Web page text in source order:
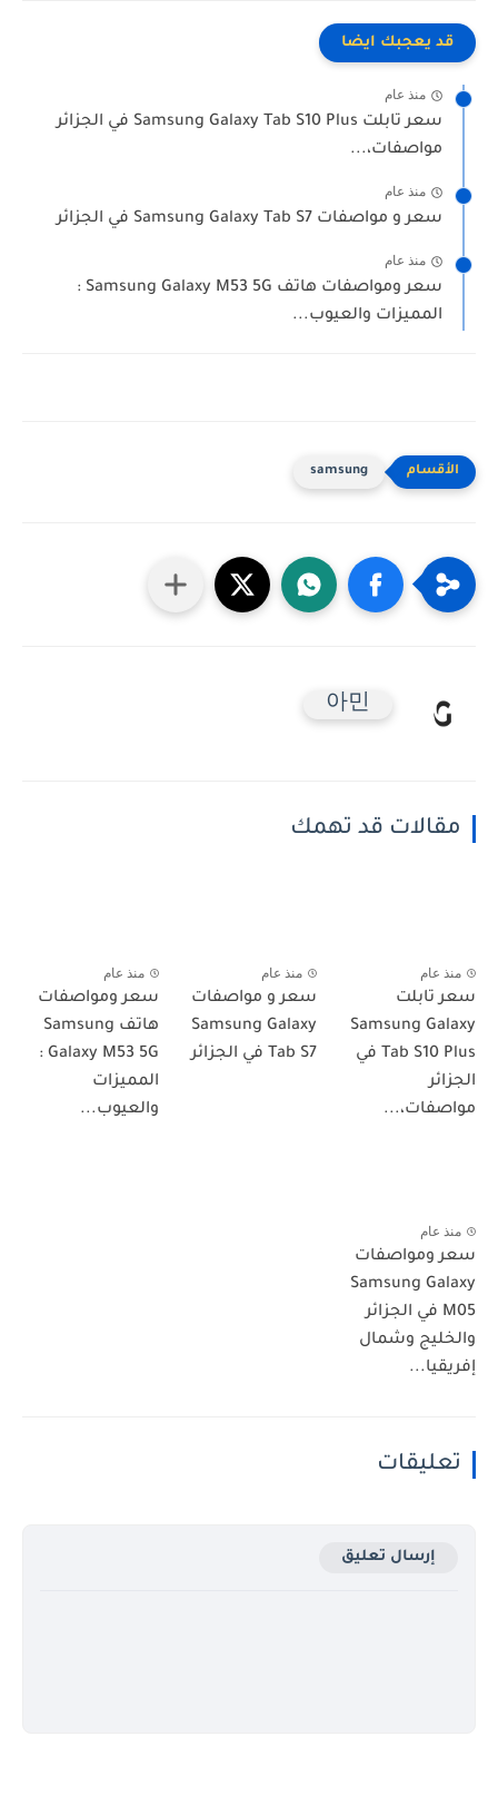
قد يعجبك ايضا
منذ عام
سعر تابلت Samsung Galaxy Tab S10 Plus في الجزائر
مواصفات،...
منذ عام
سعر و مواصفات Samsung Galaxy Tab S7 في الجزائر
منذ عام
سعر ومواصفات هاتف Samsung Galaxy M53 5G :
المميزات والعيوب...
samsung
아민
مقالات قد تهمك
منذ عام
سعر تابلت
Samsung Galaxy
Tab S10 Plus في
الجزائر
مواصفات،...
منذ عام
سعر و مواصفات
Samsung Galaxy
Tab S7 في الجزائر
منذ عام
سعر ومواصفات
هاتف Samsung
Galaxy M53 5G :
المميزات
والعيوب...
منذ عام
سعر ومواصفات
Samsung Galaxy
M05 في الجزائر
والخليج وشمال
إفريقيا...
تعليقات
إرسال تعليق